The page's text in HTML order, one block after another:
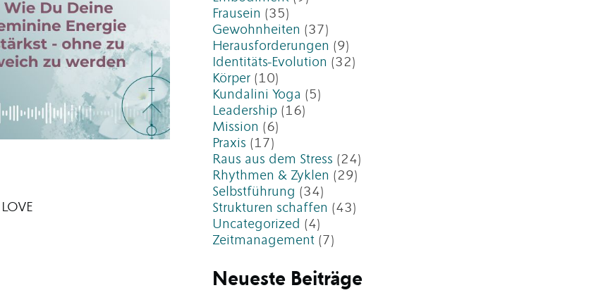
Frausein (35)
Gewohnheiten (37)
Herausforderungen (9)
Identitäts-Evolution (32)
Körper(10)
Kundalini Yoga (5)
Leadership(16)
Mission (6)
Praxis (17)
Raus aus dem Stress (24)
Rhythmen & Zyklen (29)
Selbstführung (34)
Strukturen schaffen (43)
Uncategorized (4)
Zeitmanagement(7)
Neueste Beiträge